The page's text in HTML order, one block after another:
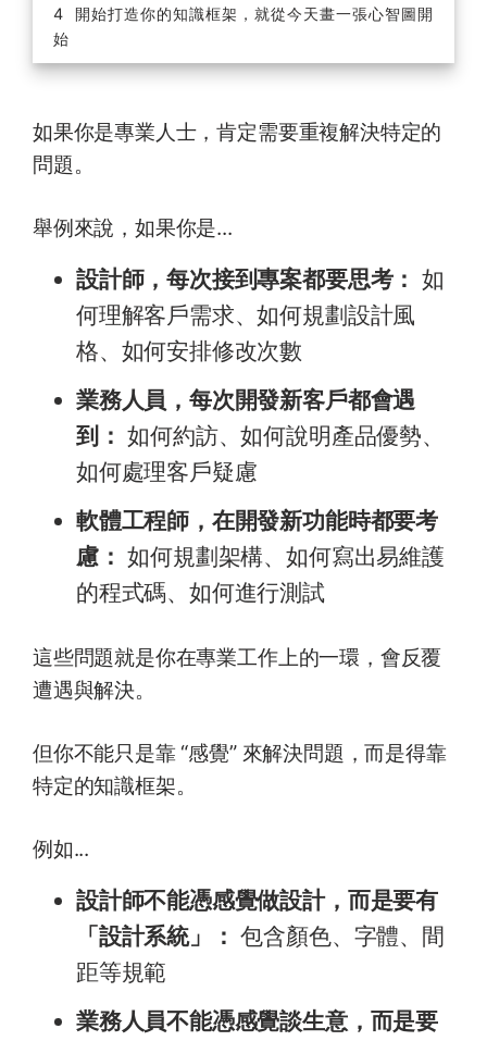
開始打造你的知識框架，就從今天畫一張心智圖開
始
​如果你是專業人士，肯定需要重複解決特定的
問題。 ​
舉例來說，如果你是...
設計師，每次接到專案都要思考： 如
何理解客戶需求、如何規劃設計風
格、如何安排修改次數
業務人員，每次開發新客戶都會遇
到： 如何約訪、如何說明產品優勢、
如何處理客戶疑慮
軟體工程師，在開發新功能時都要考
慮： 如何規劃架構、如何寫出易維護
的程式碼、如何進行測試
這些問題就是你在專業工作上的一環，會反覆
遭遇與解決。
但你不能只是靠 “感覺” 來解決問題，而是得靠
特定的知識框架。
例如...
設計師不能憑感覺做設計，而是要有
「設計系統」： 包含顏色、字體、間
距等規範
業務人員不能憑感覺談生意，而是要